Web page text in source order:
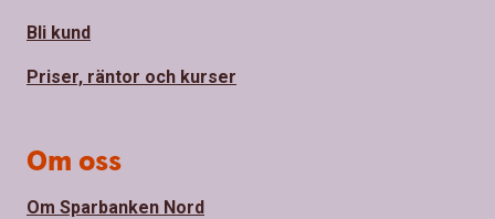
Bli kund
Priser, räntor och kurser
Om oss
Om Sparbanken Nord